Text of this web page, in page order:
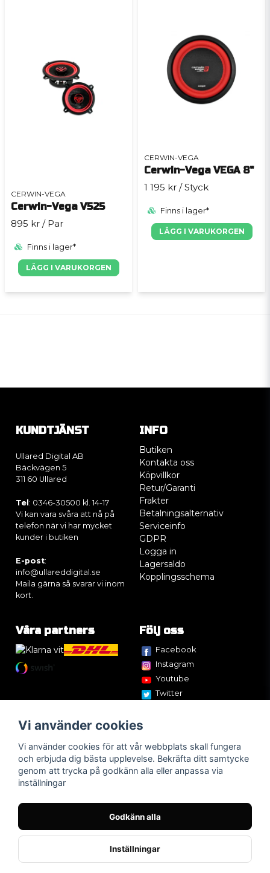
CERWIN-VEGA
Cerwin-Vega V525
895 kr / Par
Finns i lager*
LÄGG I VARUKORGEN
CERWIN-VEGA
Cerwin-Vega VEGA 8"
1 195 kr / Styck
Finns i lager*
LÄGG I VARUKORGEN
KUNDTJÄNST
Ullared Digital AB
Bäckvägen 5
311 60 Ullared
Tel : 0346-30500 kl. 14-17
Vi kan vara svåra att nå på
telefon när vi har mycket
kunder i butiken
E-post:
info@ullareddigital.se
Maila gärna så svarar vi inom
kort.
INFO
Butiken
Kontakta oss
Köpvillkor
Retur/Garanti
Frakter
Betalningsalternativ
Serviceinfo
GDPR
Logga in
Lagersaldo
Kopplingsschema
Våra partners Följ oss
Facebook
Instagram
Youtube
Twitter
Vi använder cookies
Vi använder cookies för att vår webbplats skall fungera
och erbjuda dig bästa upplevelse. Bekräfta ditt samtycke
genom att trycka på godkänn alla eller anpassa via
inställningar
Godkänn alla
Inställningar